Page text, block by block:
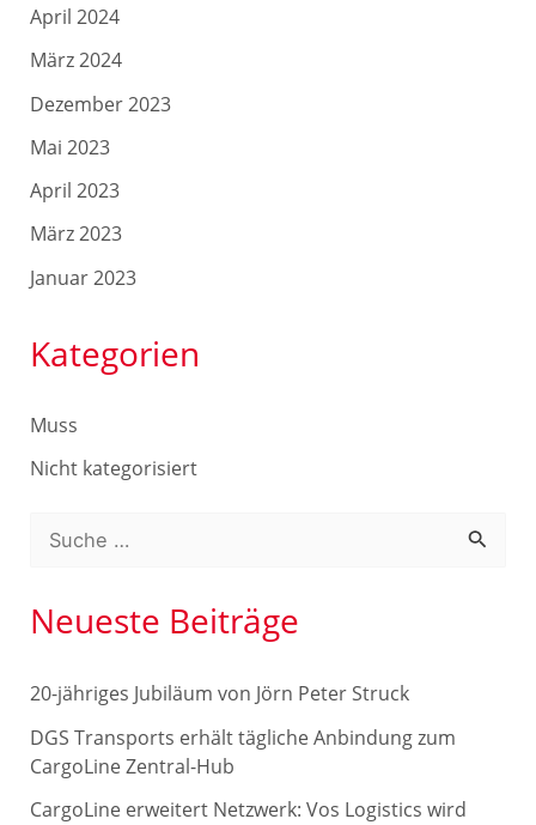
April 2024
März 2024
Dezember 2023
Mai 2023
April 2023
März 2023
Januar 2023
Kategorien
Muss
Nicht kategorisiert
c
e
n
a
Neueste Beiträge
20-jähriges Jubiläum von Jörn Peter Struck
DGS Transports erhält tägliche Anbindung zum
CargoLine Zentral-Hub
CargoLine erweitert Netzwerk: Vos Logistics wird